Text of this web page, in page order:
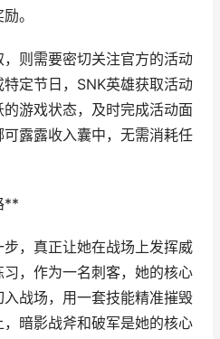
。
则需要密切关注官方的活动
定节日，SNK英雄获取活动
游戏状态，及时完成活动面
露露收入囊中，无需消耗任
**
，真正让她在战场上发挥威
，作为一名刺客，她的核心
战场，用一套技能精准摧毁
暗影战斧和破军是她的核心